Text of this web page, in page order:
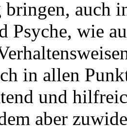
auch
Psyche, wie
in allen
und
aber